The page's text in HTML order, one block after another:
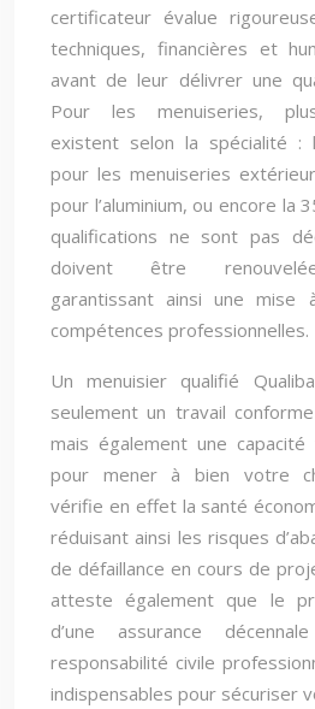
certificateur évalue
techniques, financières et
avant de leur délivrer une
Pour les menuiseries,
existent selon la spécialité :
pour les menuiseries
pour l’aluminium, ou encore la
qualifications ne sont pas
doivent être
garantissant ainsi une mise
compétences professionnelles.
Un menuisier qualifié
seulement un travail
mais également une capacité
pour mener à bien votre
vérifie en effet la santé
réduisant ainsi les risques
de défaillance en cours de
atteste également que le
d’une assurance
responsabilité civile
indispensables pour sécuriser